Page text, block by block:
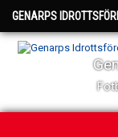
GENARPS